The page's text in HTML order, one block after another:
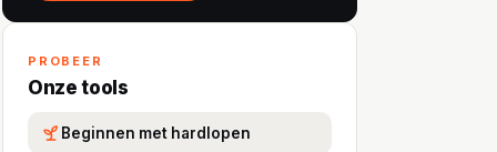
PROBEER
Onze tools
Beginnen met hardlopen